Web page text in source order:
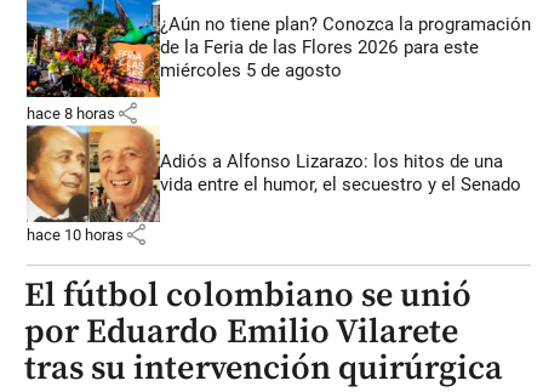
¿Aún no tiene plan? Conozca la programación
de la Feria de las Flores 2026 para este
miércoles 5 de agosto
hace 8 horas share
Adiós a Alfonso Lizarazo: los hitos de una
vida entre el humor, el secuestro y el Senado
hace 10 horas share
El fútbol colombiano se unió
por Eduardo Emilio Vilarete
tras su intervención quirúrgica